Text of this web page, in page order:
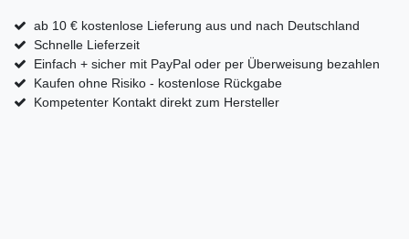
ab 10 € kostenlose Lieferung aus und nach Deutschland
Schnelle Lieferzeit
Einfach + sicher mit PayPal oder per Überweisung bezahlen
Kaufen ohne Risiko - kostenlose Rückgabe
Kompetenter Kontakt direkt zum Hersteller